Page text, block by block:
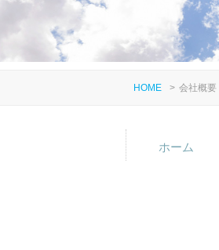
HOME > 会社概要
ホーム